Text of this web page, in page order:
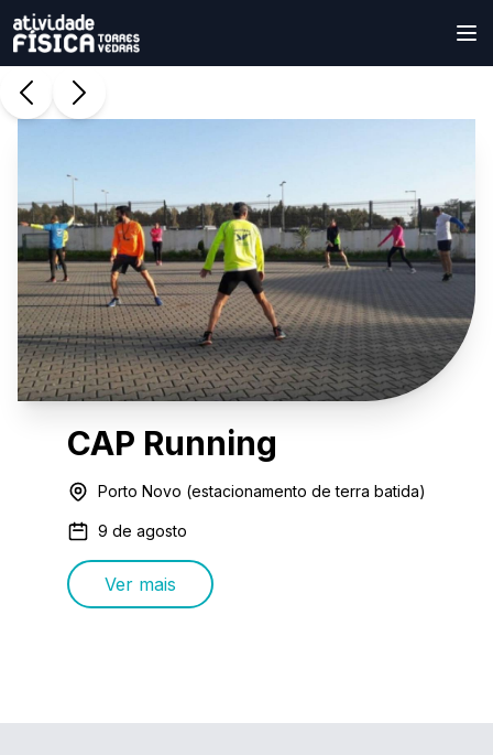
CAP Running
Porto Novo (estacionamento de terra batida)
9 de agosto
Ver mais